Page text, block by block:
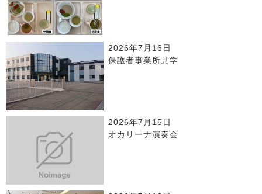
2026年7月16日
保護者事業所見学
2026年7月15日
オカリーナ演奏会